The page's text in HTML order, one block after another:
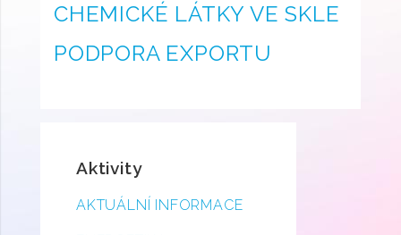
CHEMICKÉ LÁTKY VE SKLE
PODPORA EXPORTU
Aktivity
AKTUÁLNÍ INFORMACE